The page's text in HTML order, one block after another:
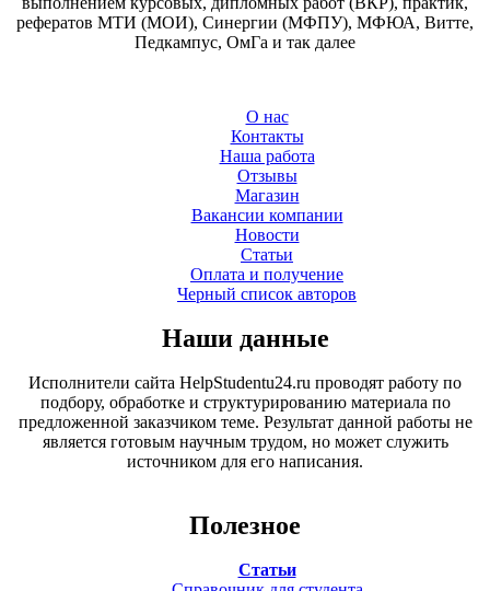
рефератов МТИ (МОИ), Синергии (МФПУ), МФЮА, Витте,
Педкампус, ОмГа и так далее
О нас
Контакты
Наша работа
Отзывы
Магазин
Вакансии компании
Новости
Статьи
Оплата и получение
Черный список авторов
Наши данные
Исполнители сайта HelpStudentu24.ru проводят работу по
подбору, обработке и структурированию материала по
предложенной заказчиком теме. Результат данной работы не
является готовым научным трудом, но может служить
источником для его написания.
Полезное
Статьи